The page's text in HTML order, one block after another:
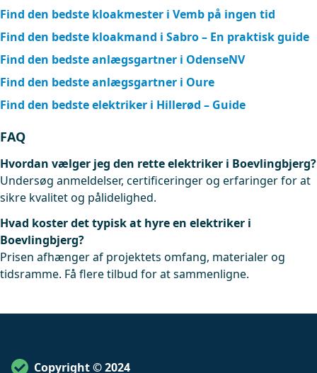
Find den bedste kloakmester i Vemb på ingen tid
Find den bedste kloakmand i Sabro – En praktisk guide
Find den bedste anlægsgartner i OdenseNV
Find den bedste anlægsgartner i Oure
Find den bedste elektriker i Hillerød – Guide
FAQ
Hvordan vælger jeg den rette elektriker i Boevlingbjerg?
Undersøg anmeldelser, certificeringer og erfaringer for at
sikre kvalitet og pålidelighed.
Hvad koster det typisk at hyre en elektriker i
Boevlingbjerg?
Prisen afhænger af projektets omfang, materialer og
tidsramme. Få flere tilbud for at sammenligne.
Copyright © 2024